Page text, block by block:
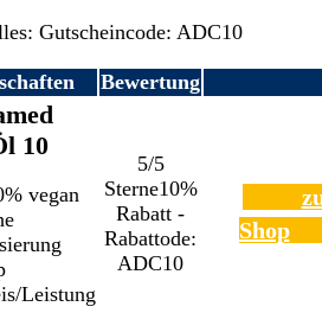
Gutscheincode: ADC10
Bewertung
10
vegan
Leistung
5/5
Sterne10%
Rabatt -
Rabattode:
ADC10
Shop